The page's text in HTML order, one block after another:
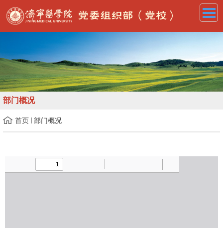
部门概况
首页 部门概况